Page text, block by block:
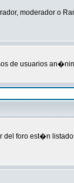
moderador o
de usuarios
foro est�n